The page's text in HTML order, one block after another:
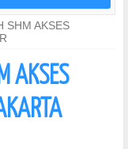
SHM AKSES
AKSES